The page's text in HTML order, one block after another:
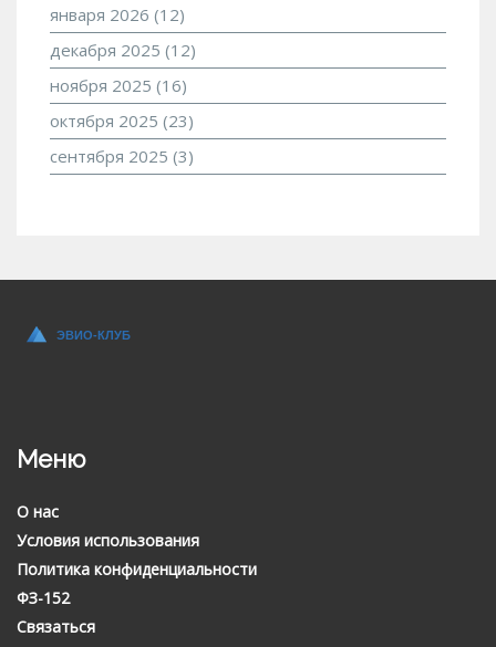
января 2026 (12)
декабря 2025 (12)
ноября 2025 (16)
октября 2025 (23)
сентября 2025 (3)
Меню
О нас
Условия использования
Политика конфиденциальности
ФЗ-152
Связаться